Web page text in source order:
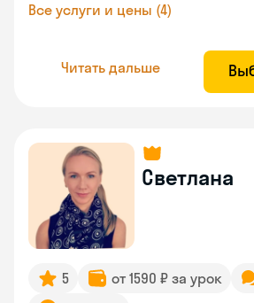
Все услуги и цены (4)
Читать дальше
Светлана
5 от 1590 ₽ за урок